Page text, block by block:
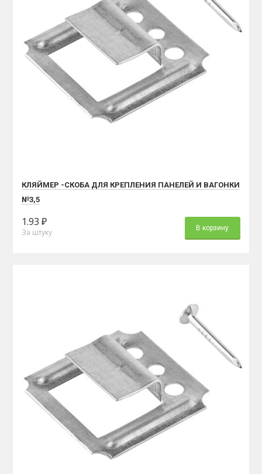
КЛЯЙМЕР -СКОБА ДЛЯ КРЕПЛЕНИЯ ПАНЕЛЕЙ И ВАГОНКИ
№3,5
1.93 ₽
За штуку В корзину